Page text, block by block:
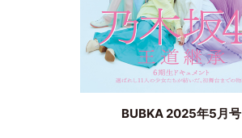
BUBKA 2025年5月号